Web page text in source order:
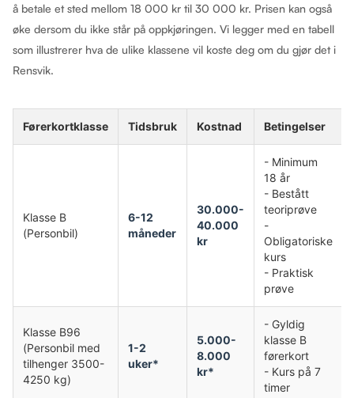
å betale et sted mellom 18 000 kr til 30 000 kr. Prisen kan også
øke dersom du ikke står på oppkjøringen. Vi legger med en tabell
som illustrerer hva de ulike klassene vil koste deg om du gjør det i
Rensvik.
Førerkortklasse Tidsbruk Kostnad Betingelser
Klasse B
(Personbil)
6-12
måneder
30.000-
40.000
kr
- Minimum
18 år
- Bestått
teoriprøve
-
Obligatoriske
kurs
- Praktisk
prøve
Klasse B96
(Personbil med
tilhenger 3500-
4250 kg)
1-2
uker*
5.000-
8.000
kr*
- Gyldig
klasse B
førerkort
- Kurs på 7
timer